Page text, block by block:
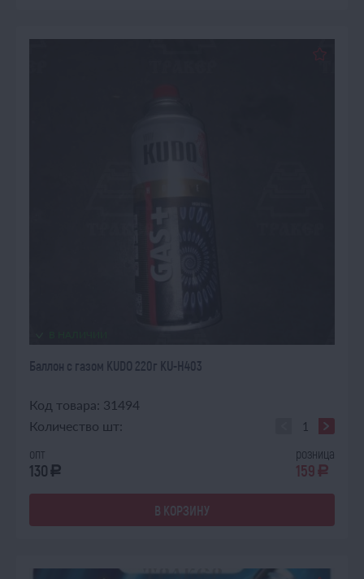
Баллон с газом KUDO 220г KU-H403
Код товара: 31494
Количество шт:
опт
130 a
розница
159 a
В КОРЗИНУ